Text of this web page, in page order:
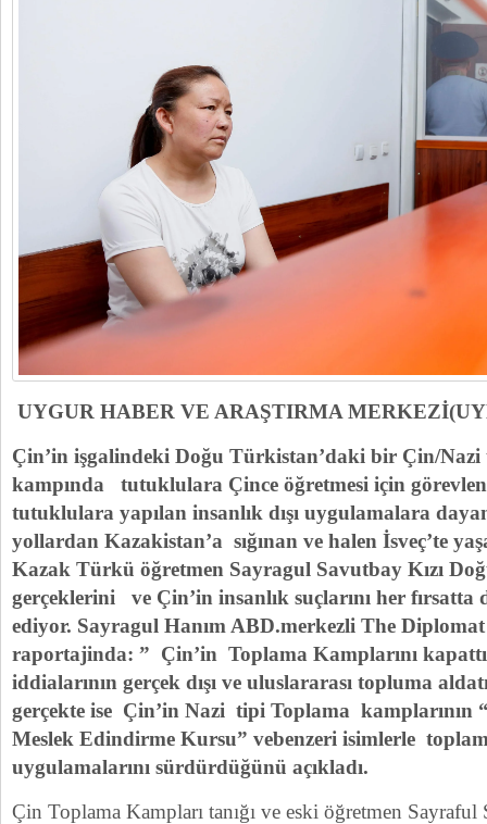
UYGUR HABER VE ARAŞTIRMA
Çin’in işgalindeki Doğu Türkistan’daki bir Çin/
kampında tutuklulara Çince öğretmesi için
tutuklulara yapılan insanlık dışı uygulamalara
yollardan Kazakistan’a sığınan ve halen İsveç’te
Kazak Türkü öğretmen Sayragul Savutbay Kızı
gerçeklerini ve Çin’in insanlık suçlarını her fırsatta
ediyor. Sayragul Hanım ABD.merkezli The
raportajinda: ” Çin’in Toplama Kamplarını
iddialarının gerçek dışı ve uluslararası topluma
gerçekte ise Çin’in Nazi tipi Toplama kamplarının
Meslek Edindirme Kursu” vebenzeri isimlerle
uygulamalarını sürdürdüğünü açıkladı.
Çin Toplama Kampları tanığı ve eski öğretmen Sayraful